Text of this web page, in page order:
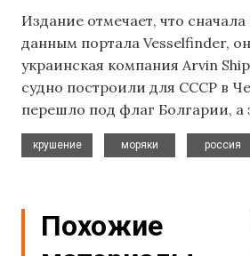
Издание отмечает, что
данным портала Vesselfinder,
украинская компания Arvin
судно построили для СССР в
перешло под флаг Болгарии, а
крушение
моряки
россия
Похожие